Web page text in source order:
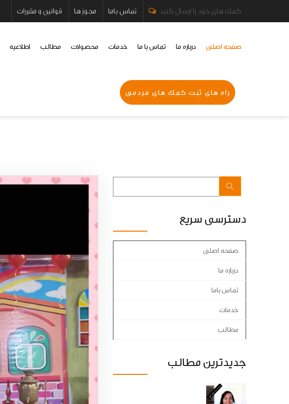
قوانین و مقررات مجوز ها تماس باما کمک های خود را ارسال کنید
صفحه اصلی درباره ما تماس با ما خدمات محصولات مطالب اطلاعیه
راه های ثبت کمک های مردمی
دسترسی سریع
صفحه اصلی
درباره ما
تماس باما
خدمات
مطالب
جدیدترین مطالب